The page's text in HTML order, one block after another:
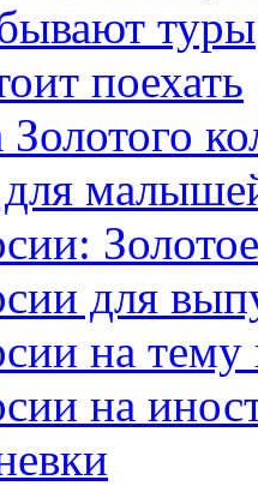
туры
поехать
для
на тему
на